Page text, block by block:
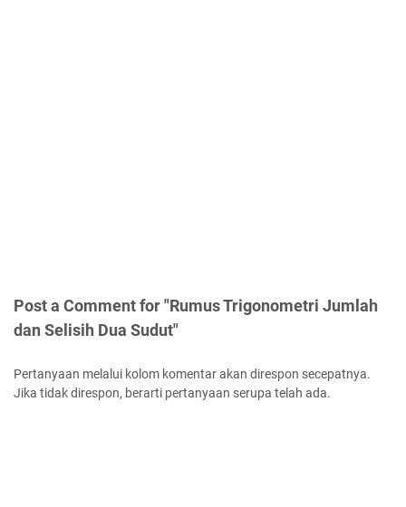
Post a Comment for "Rumus Trigonometri Jumlah
dan Selisih Dua Sudut"
Pertanyaan melalui kolom komentar akan direspon secepatnya.
Jika tidak direspon, berarti pertanyaan serupa telah ada.